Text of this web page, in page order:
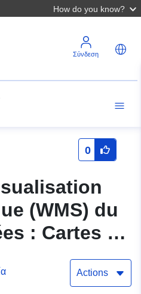
How do you know?
Σύνδεση
0
(WMS) du
: Cartes de
Mailles
sensibles -
Actions